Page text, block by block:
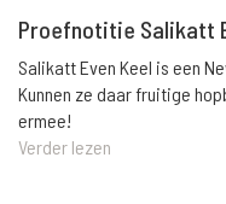
Proefnotitie Salikatt
Salikatt Even Keel is een
Kunnen ze daar fruitige
ermee!
Verder lezen